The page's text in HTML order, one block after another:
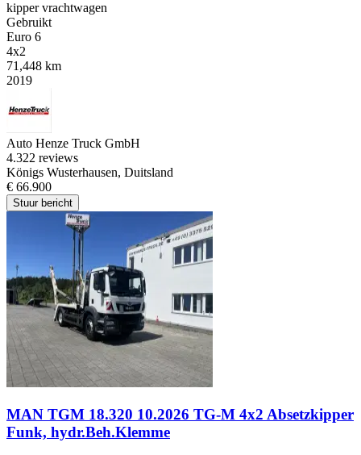
kipper vrachtwagen
Gebruikt
Euro 6
4x2
71,448 km
2019
Auto Henze Truck GmbH
4.322 reviews
Königs Wusterhausen, Duitsland
€ 66.900
Stuur bericht
MAN TGM 18.320 10.2026 TG-M 4x2 Absetzkipper
Funk, hydr.Beh.Klemme